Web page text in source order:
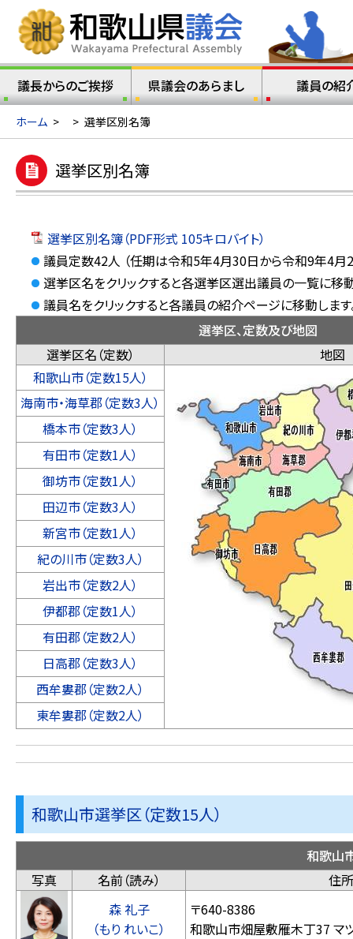
議長からのご挨拶 県議会のあらまし 議員の紹
ホーム > > 選挙区別名簿
選挙区別名簿
選挙区別名簿（PDF形式 105キロバイト）
議員定数42人 （任期は令和5年4月30日から令和9年4月
選挙区名をクリックすると各選挙区選出議員の一覧に移動
議員名をクリックすると各議員の紹介ページに移動します
選挙区、定数及び地図
選挙区名（定数）
地図
和歌山市（定数15人）
海南市・海草郡（定数3人）
橋本市（定数3人）
有田市（定数1人）
御坊市（定数1人）
田辺市（定数3人）
新宮市（定数1人）
紀の川市（定数3人）
岩出市（定数2人）
伊都郡（定数1人）
有田郡（定数2人）
日高郡（定数3人）
西牟婁郡（定数2人）
東牟婁郡（定数2人）
和歌山市選挙区（定数15人）
和歌山
写真
名前（読み）
住所
森 礼子
（もり れいこ）
〒640-8386
和歌山市畑屋敷雁木丁37 マ